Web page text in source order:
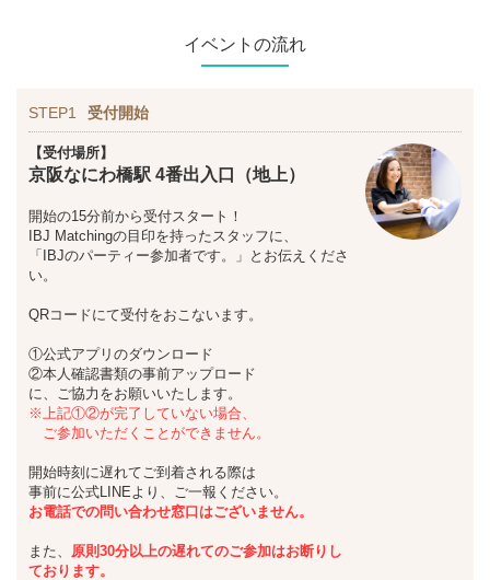
イベントの流れ
STEP1 受付開始
【受付場所】
京阪なにわ橋駅 4番出入口（地上）
開始の15分前から受付スタート！
IBJ Matchingの目印を持ったスタッフに、
「IBJのパーティー参加者です。」とお伝えくださ
い。
QRコードにて受付をおこないます。
①公式アプリのダウンロード
②本人確認書類の事前アップロード
に、ご協力をお願いいたします。
※上記①②が完了していない場合、
ご参加いただくことができません。
開始時刻に遅れてご到着される際は
事前に公式LINEより、ご一報ください。
お電話での問い合わせ窓口はございません。
また、 原則30分以上の遅れてのご参加はお断りし
ております。